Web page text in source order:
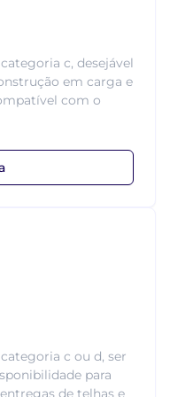
c, desejável
em carga e
com o
c ou d, ser
para
de telhas e